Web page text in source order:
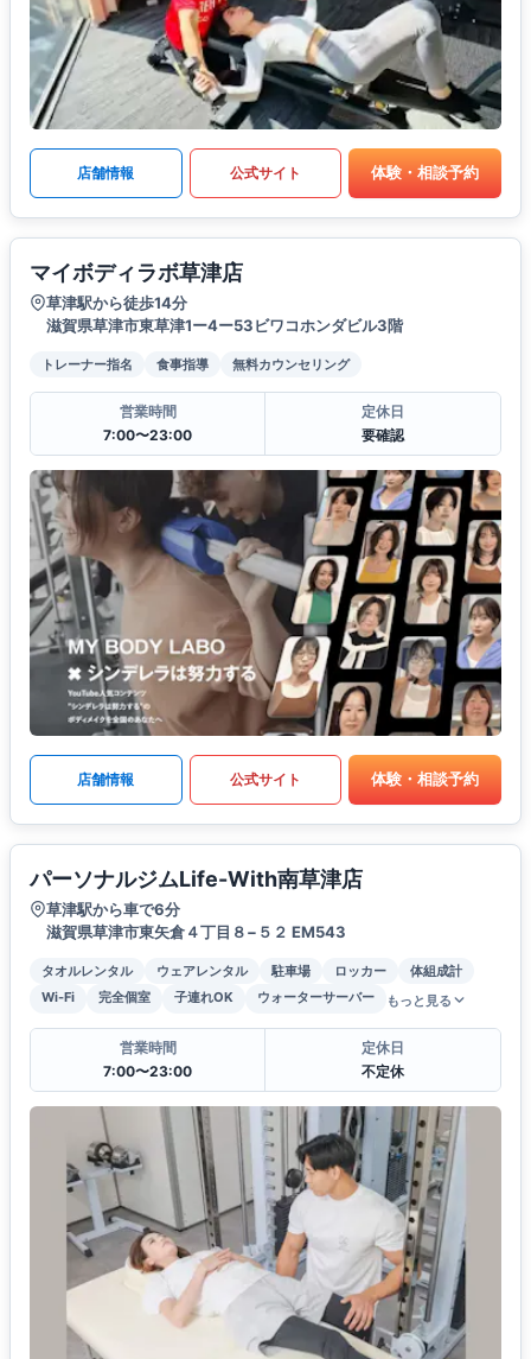
店舗情報 公式サイト 体験・相談予約
マイボディラボ草津店
草津駅から徒歩14分
滋賀県草津市東草津1ー4ー53ビワコホンダビル3階
トレーナー指名 食事指導 無料カウンセリング
営業時間
7:00〜23:00
定休日
要確認
店舗情報 公式サイト 体験・相談予約
パーソナルジムLife-With南草津店
草津駅から車で6分
滋賀県草津市東矢倉４丁目８−５２ EM543
タオルレンタル ウェアレンタル 駐車場 ロッカー
体組成計
Wi-Fi
完全個室 子連れOK ウォーターサーバー もっと見る
営業時間
7:00〜23:00
定休日
不定休